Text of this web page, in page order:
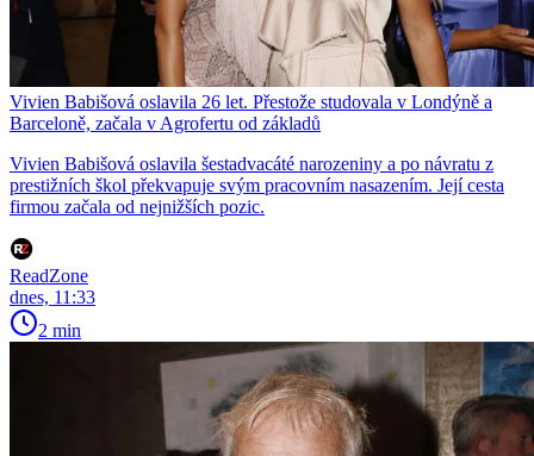
Vivien Babišová oslavila 26 let. Přestože studovala v Londýně a
Barceloně, začala v Agrofertu od základů
Vivien Babišová oslavila šestadvacáté narozeniny a po návratu z
prestižních škol překvapuje svým pracovním nasazením. Její cesta
firmou začala od nejnižších pozic.
ReadZone
dnes, 11:33
2 min